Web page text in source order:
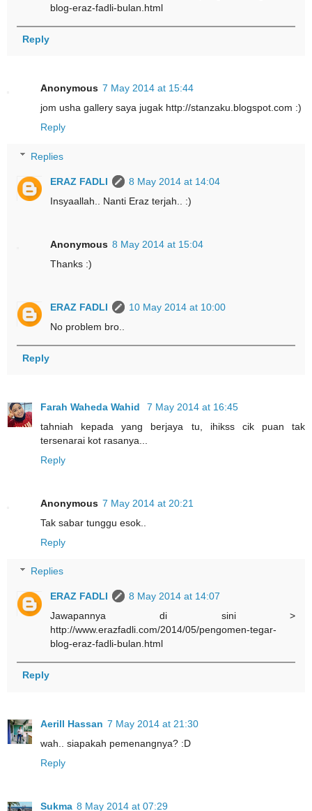
blog-eraz-fadli-bulan.html
Reply
Anonymous 7 May 2014 at 15:44
jom usha gallery saya jugak http://stanzaku.blogspot.com :)
Reply
Replies
ERAZ FADLI
8 May 2014 at 14:04
Insyaallah.. Nanti Eraz terjah.. :)
Anonymous 8 May 2014 at 15:04
Thanks :)
ERAZ FADLI
10 May 2014 at 10:00
No problem bro..
Reply
Farah Waheda Wahid
7 May 2014 at 16:45
tahniah kepada yang berjaya tu, ihikss cik puan tak
tersenarai kot rasanya...
Reply
Anonymous 7 May 2014 at 20:21
Tak sabar tunggu esok..
Reply
Replies
ERAZ FADLI
8 May 2014 at 14:07
Jawapannya di sini >
http://www.erazfadli.com/2014/05/pengomen-tegar-
blog-eraz-fadli-bulan.html
Reply
Aerill Hassan 7 May 2014 at 21:30
wah.. siapakah pemenangnya? :D
Reply
Sukma 8 May 2014 at 07:29